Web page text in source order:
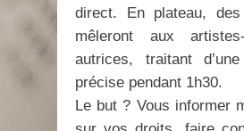
direct. En plateau,
mêleront aux
autrices, traitant
précise pendant 1h30.
Le but ? Vous informer